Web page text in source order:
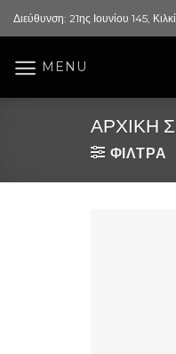
Skip
to
Διεύθυνση: 21ης Ιουνίου 145,
MENU
ΑΡΧΙΚΉ
ΦΙΛΤΡΑ